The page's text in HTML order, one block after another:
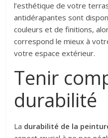
l’esthétique de votre
antidérapantes sont
couleurs et de finitions,
correspond le mieux à
votre espace extérieur.
Tenir
durabilité
La durabilité de la